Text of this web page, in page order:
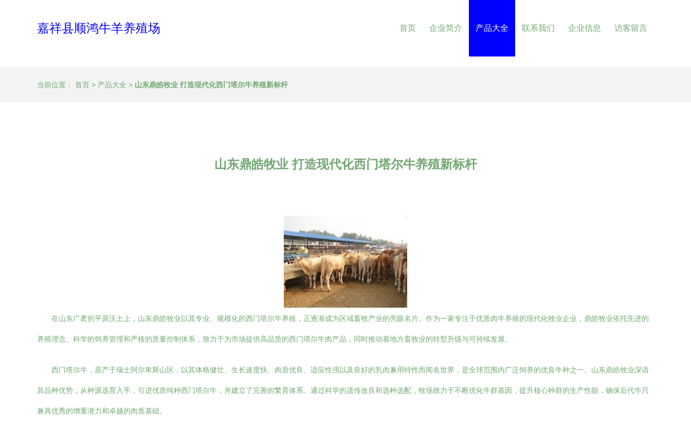
嘉祥县顺鸿牛羊养殖场 首页 企业简介 产品大全 联系我们 企业信息 访客留言
当前位置： 首页 > 产品大全 > 山东鼎皓牧业 打造现代化西门塔尔牛养殖新标杆
山东鼎皓牧业 打造现代化西门塔尔牛养殖新标杆
在山东广袤的平原沃土上，山东鼎皓牧业以其专业、规模化的西门塔尔牛养殖，正逐渐成为区域畜牧产业的亮眼名片。作为一家专注于优质肉牛养殖的现代化牧业企业，鼎皓牧业依托先进的
养殖理念、科学的饲养管理和严格的质量控制体系，致力于为市场提供高品质的西门塔尔牛肉产品，同时推动着地方畜牧业的转型升级与可持续发展。
西门塔尔牛，原产于瑞士阿尔卑斯山区，以其体格健壮、生长速度快、肉质优良、适应性强以及良好的乳肉兼用特性而闻名世界，是全球范围内广泛饲养的优良牛种之一。山东鼎皓牧业深谙
其品种优势，从种源选育入手，引进优质纯种西门塔尔牛，并建立了完善的繁育体系。通过科学的遗传改良和选种选配，牧场致力于不断优化牛群基因，提升核心种群的生产性能，确保后代牛只
兼具优秀的增重潜力和卓越的肉质基础。